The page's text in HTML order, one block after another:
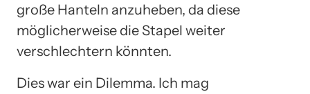
große Hanteln anzuheben, da diese
möglicherweise die Stapel weiter
verschlechtern könnten.
Dies war ein Dilemma. Ich mag